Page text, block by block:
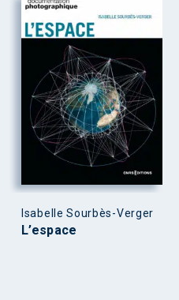
Isabelle Sourbès-Verger
L’espace